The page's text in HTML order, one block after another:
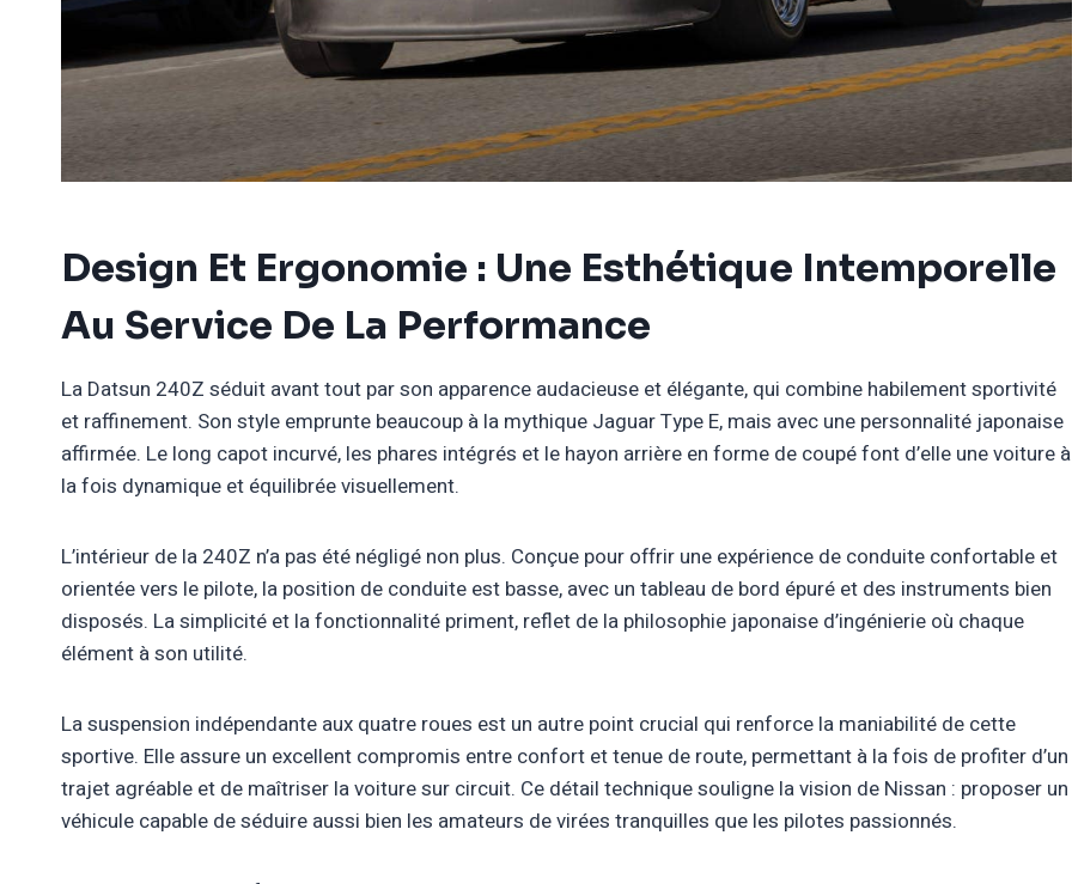
Design Et Ergonomie : Une Esthétique Intemporelle
Au Service De La Performance
La Datsun 240Z séduit avant tout par son apparence audacieuse et élégante, qui combine habilement sportivité
et raffinement. Son style emprunte beaucoup à la mythique Jaguar Type E, mais avec une personnalité japonaise
affirmée. Le long capot incurvé, les phares intégrés et le hayon arrière en forme de coupé font d’elle une voiture à
la fois dynamique et équilibrée visuellement.
L’intérieur de la 240Z n’a pas été négligé non plus. Conçue pour offrir une expérience de conduite confortable et
orientée vers le pilote, la position de conduite est basse, avec un tableau de bord épuré et des instruments bien
disposés. La simplicité et la fonctionnalité priment, reflet de la philosophie japonaise d’ingénierie où chaque
élément à son utilité.
La suspension indépendante aux quatre roues est un autre point crucial qui renforce la maniabilité de cette
sportive. Elle assure un excellent compromis entre confort et tenue de route, permettant à la fois de profiter d’un
trajet agréable et de maîtriser la voiture sur circuit. Ce détail technique souligne la vision de Nissan : proposer un
véhicule capable de séduire aussi bien les amateurs de virées tranquilles que les pilotes passionnés.